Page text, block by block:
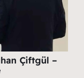
Çiftgül –